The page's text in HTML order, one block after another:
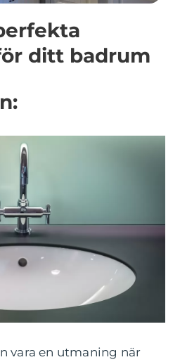
ditt badrum
vara en utmaning när